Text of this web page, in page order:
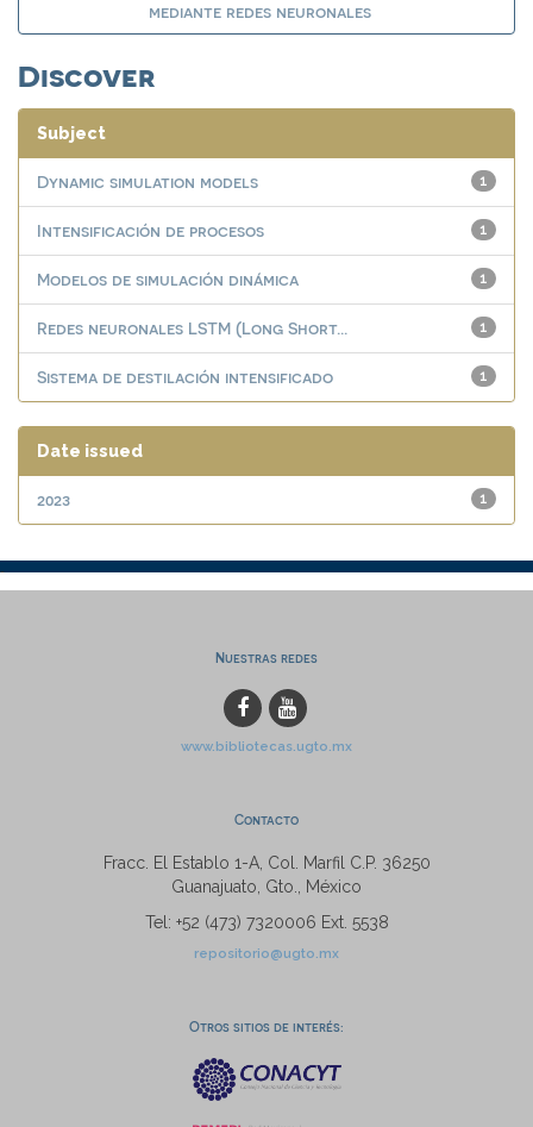
mediante redes neuronales
Discover
Subject
1
Dynamic simulation models
1
Intensificación de procesos
1
Modelos de simulación dinámica
1
Redes neuronales LSTM (Long Short...
1
Sistema de destilación intensificado
Date issued
1
2023
Nuestras redes
www.bibliotecas.ugto.mx
Contacto
Fracc. El Establo 1-A, Col. Marfil C.P. 36250
Guanajuato, Gto., México
Tel: +52 (473) 7320006 Ext. 5538
repositorio@ugto.mx
Otros sitios de interés: